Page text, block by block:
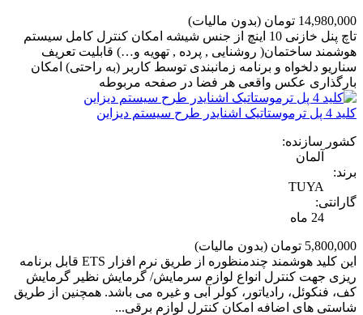
14,980,000 تومان
(بدون مالیات)
تاچ پنل خازنی 10 اینچ از جنس شیشه امکان کنترل کامل سیستم
هوشمند ساختمان( روشنایی , پرده , تهویه و…) قابلیت تعریف
سناریو دلخواه و برنامه زمانبندی توسط کاربر (به راحتی) امکان
بارگذاری عکس واقعی هر فضا در صفحه مربوطه
کلید 4 پل ترموستاتیک اشنایدر طرح سیستم دیزاین
کشور سازنده:
آلمان
برند:
TUYA
گارانتی:
24 ماه
5,800,000 تومان
(بدون مالیات)
این کلید هوشمند چندمنظوره از طریق نرم افزار ETS قابل برنامه
ریزی جهت کنترل انواع لوازم سرمایش/ گرمایش نظیر گرمایش
کف، فنکوئل، رادیاتور، کولر آبی و غیره می باشد. همچنین از طریق
شاستی های اضافه امکان کنترل لوازم برقی...